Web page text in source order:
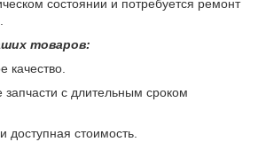
состоянии и потребуется ремонт
товаров:
качество.
с длительным сроком
доступная стоимость.